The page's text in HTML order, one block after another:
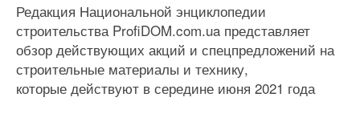
Редакция Национальной энциклопедии
строительства ProfiDOM.com.ua представляет
обзор действующих акций и спецпредложений на
строительные материалы и технику,
которые действуют в середине июня 2021 года